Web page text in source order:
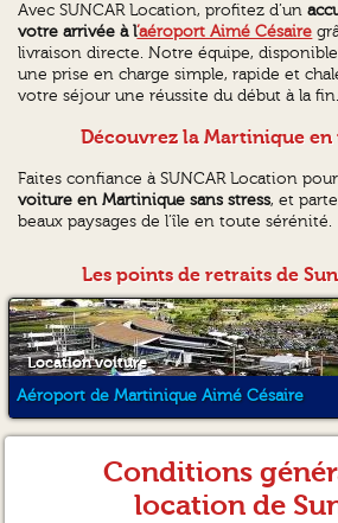
Avec SUNCAR Location, profitez d’un
votre arrivée à l’aéroport Aimé Césaire
livraison directe. Notre équipe,
une prise en charge simple, rapide et
votre séjour une réussite du début à la fin.
Découvrez la Martinique
Faites confiance à SUNCAR Location
voiture en Martinique sans stress, et
beaux paysages de l’île en toute sérénité.
Les points de retraits de
Location voiture
Aéroport de Martinique Aimé Césaire
Conditions
location de